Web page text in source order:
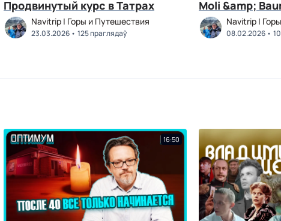
Продвинутый курс в Татрах
Navitrip | Горы и Путешествия
23.03.2026 125 праглядаў
Moli &amp;
Navitrip |
08.02.2026
16:50